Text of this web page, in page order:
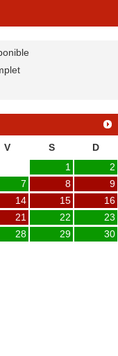
V S
D
1
2
7 8
9
14 15
16
21 22
23
28 29
30